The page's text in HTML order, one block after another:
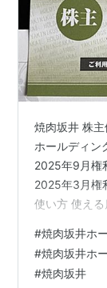
焼肉坂井 株
ホールディン
2025年9月権
2025年3月権
使い方 使え
着、いつ届く
主優待が到着
方、などにつ
#焼肉坂井ホ
#焼肉坂井ホ
#焼肉坂井